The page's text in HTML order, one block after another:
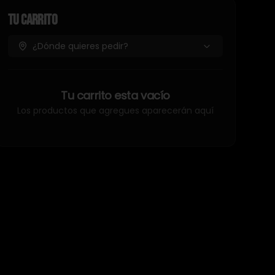
Tu Carrito
¿Dónde quieres pedir?
Tu carrito esta vacío
Los productos que agregues aparecerán aquí